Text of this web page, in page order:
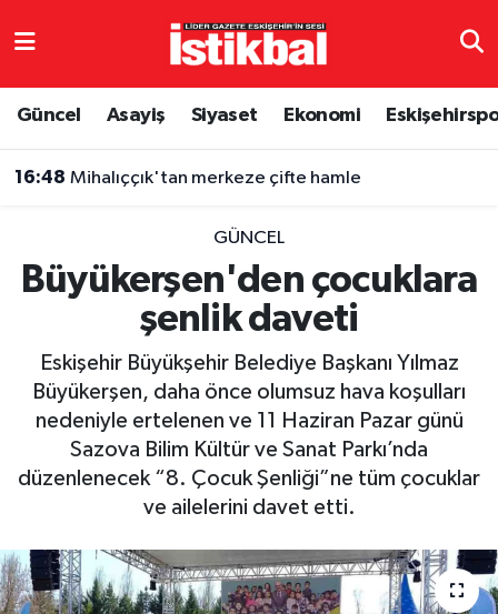
Güncel Asayiş Siyaset Ekonomi
16:48 Mihalıççık'tan merkeze çifte hamle
GÜNCEL
Büyükerşen'den çocuklara
şenlik daveti
Eskişehir Büyükşehir Belediye Başkanı Yılmaz
Büyükerşen, daha önce olumsuz hava koşulları
nedeniyle ertelenen ve 11 Haziran Pazar günü
Sazova Bilim Kültür ve Sanat Parkı’nda
düzenlenecek “8. Çocuk Şenliği”ne tüm çocuklar
ve ailelerini davet etti.
Eskişehirspor
Eğitim
Ekonomi
Sağlık
Resmi ilanlar
Eskişehir Nöbetçi Eczaneler
TFF 3.Lig 4.Grup Puan Durumu ve Fikstür
Tüm Manşetler
Son Dakika Haberleri
Haber Arşivi